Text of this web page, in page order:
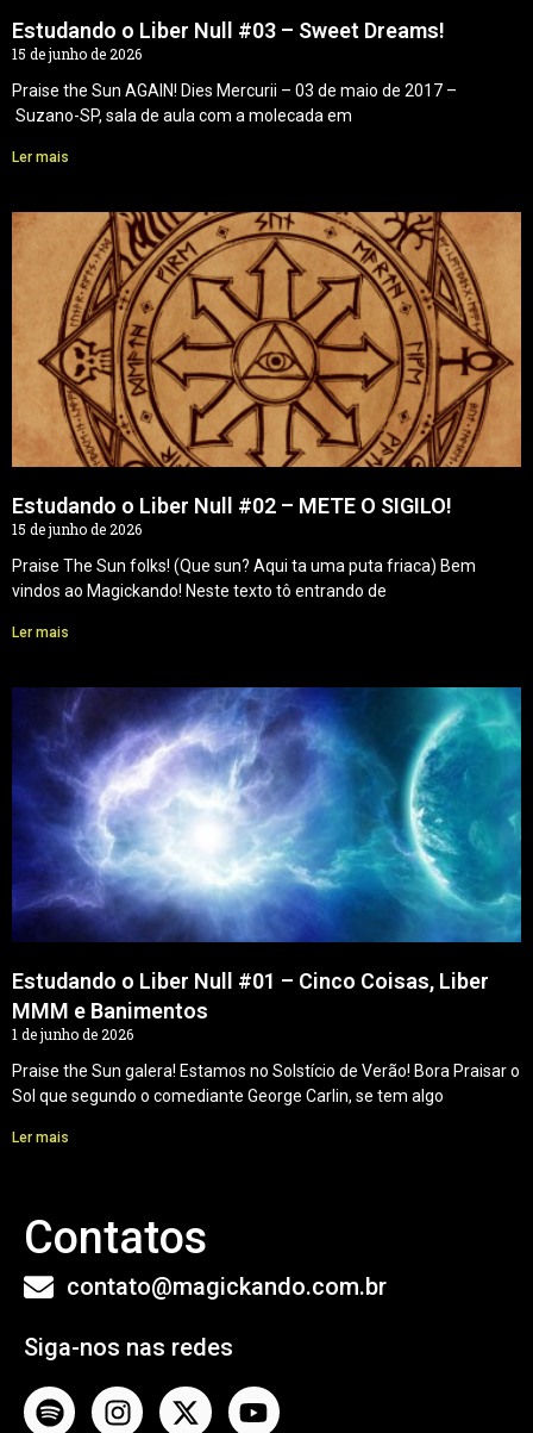
Estudando o Liber Null #03 – Sweet Dreams!
15 de junho de 2026
Praise the Sun AGAIN! Dies Mercurii – 03 de maio de 2017 –
Suzano-SP, sala de aula com a molecada em
Ler mais
Estudando o Liber Null #02 – METE O SIGILO!
15 de junho de 2026
Praise The Sun folks! (Que sun? Aqui ta uma puta friaca) Bem
vindos ao Magickando! Neste texto tô entrando de
Ler mais
Estudando o Liber Null #01 – Cinco Coisas, Liber
MMM e Banimentos
1 de junho de 2026
Praise the Sun galera! Estamos no Solstício de Verão! Bora Praisar o
Sol que segundo o comediante George Carlin, se tem algo
Ler mais
Contatos
contato@magickando.com.br
Siga-nos nas redes